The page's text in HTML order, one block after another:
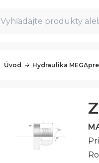
Vyhľadajte produkty
Úvod Hydraulika